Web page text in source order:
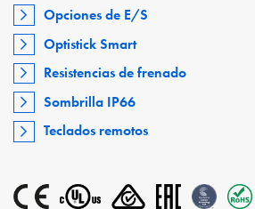
Opciones de E/S
Optistick Smart
Resistencias de frenado
Sombrilla IP66
Teclados remotos